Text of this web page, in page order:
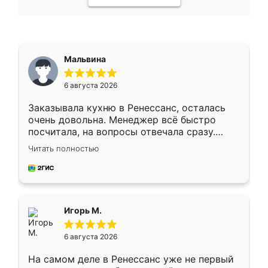
Мальвина
6 августа 2026
Заказывала кухню в Ренессанс, осталась
очень довольна. Менеджер всё быстро
посчитала, на вопросы отвечала сразу.
Замерщик приехал в субботу, подошёл к
делу со всей ответственностью. Собрали
за день, ребята работали аккуратно, даже
Читать полностью
Игорь М.
6 августа 2026
На самом деле в Ренессанс уже не первый